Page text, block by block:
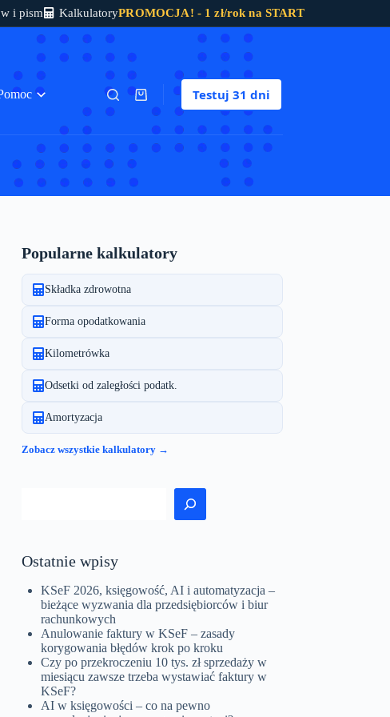
i pism KalkulatoryPROMOCJA! - 1 zł/rok na START
Koszyk Testuj 31 dni
Popularne kalkulatory
Składka zdrowotna
Forma opodatkowania
Kilometrówka
Odsetki od zaległości podatk.
Amortyzacja
Zobacz wszystkie kalkulatory →
Ostatnie wpisy
KSeF 2026, księgowość, AI i automatyzacja –
bieżące wyzwania dla przedsiębiorców i biur
rachunkowych
Anulowanie faktury w KSeF – zasady
korygowania błędów krok po kroku
Czy po przekroczeniu 10 tys. zł sprzedaży w
miesiącu zawsze trzeba wystawiać faktury w
KSeF?
AI w księgowości – co na pewno